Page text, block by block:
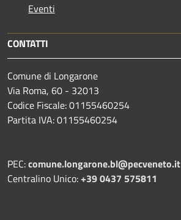
Eventi
CONTATTI
Comune di Longarone
Via Roma, 60 - 32013
Codice Fiscale: 01155460254
Partita IVA: 01155460254
PEC:comune.longarone.bl@pecveneto.it
Centralino Unico:+39 0437 575811